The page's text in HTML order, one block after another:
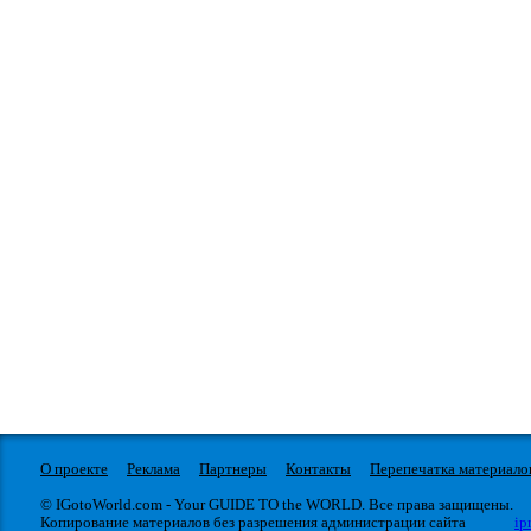
О проекте Реклама Партнеры Контакты
Перепечатка
© IGotoWorld.com - Your GUIDE TO the WORLD. Все права защищены.
Копирование материалов без разрешения администрации сайта